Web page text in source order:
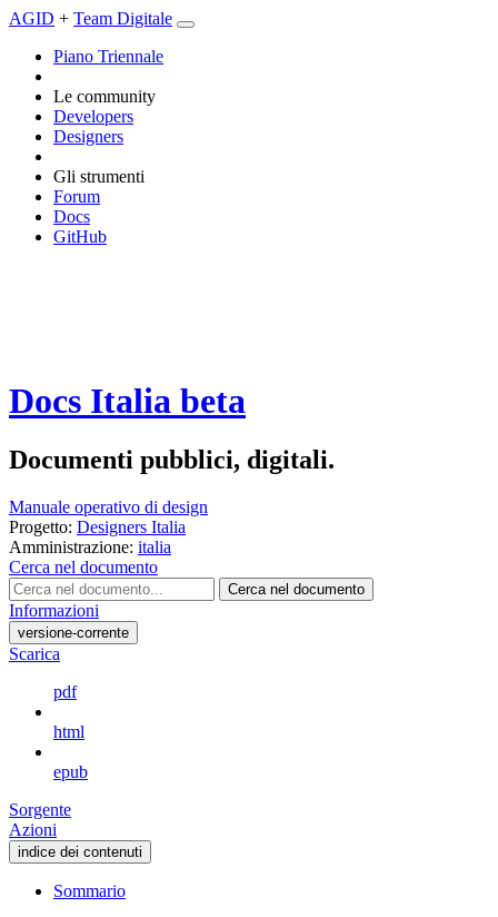
AGID + Team Digitale
Piano Triennale
Le community
Developers
Designers
Gli strumenti
Forum
Docs
GitHub
Docs Italia beta
Documenti pubblici, digitali.
Manuale operativo di design
Progetto: Designers Italia
Amministrazione: italia
Cerca nel documento
Cerca nel documento
Informazioni
versione-corrente
Scarica
pdf
html
epub
Sorgente
Azioni
indice dei contenuti
Sommario